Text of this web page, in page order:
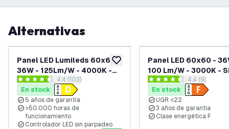
Alternativas
añadir a lista de deseos
Panel LED Lumileds 60x60 -
36W - 125Lm/W - 4000K -
UGR <22 - 5 años de
garantía
abrir el panel de reseñas
4.4 estrellas de puntuación
4.4 (103)
En stock
5 años de garantía
>50.000 horas de
funcionamiento
Controlador LED sin parpadeo
Panel LED 60x60 -
100 Lm/W - 3000K -
Parpadeos - UGR <22
años de garantía
abrir el panel
4.4 estrellas de puntuación
4.4 (9)
En stock
UGR <22
3 años de garantía
Clase energética F